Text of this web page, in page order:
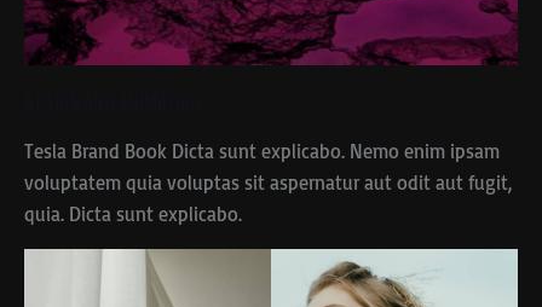
Tesla Brand Book Dicta sunt explicabo. Nemo enim ipsam
voluptatem quia voluptas sit aspernatur aut odit aut fugit,
quia. Dicta sunt explicabo.